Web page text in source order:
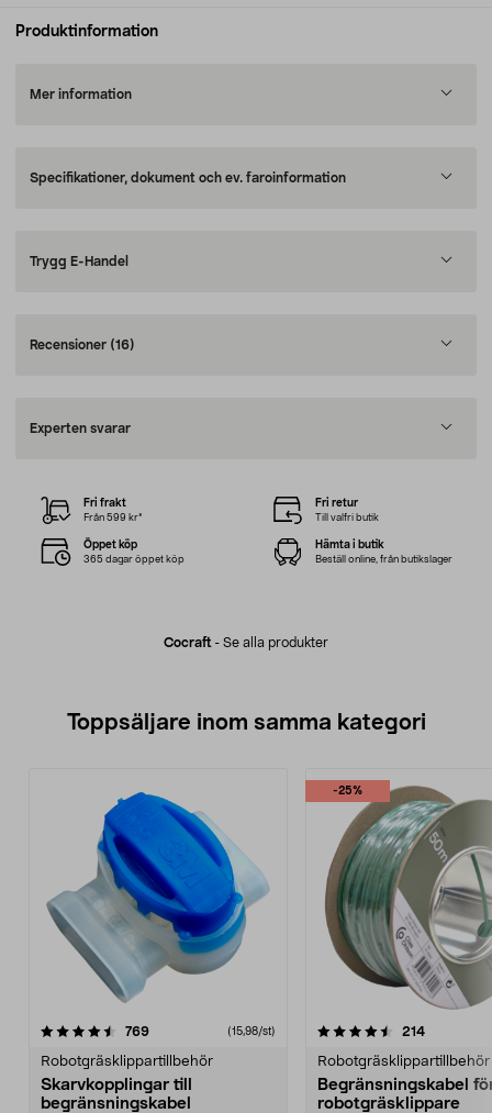
Produktinformation
Mer information
Specifikationer, dokument och ev. faroinformation
Trygg E-Handel
Recensioner (16)
Experten svarar
Cocraft - Se alla produkter
Fri frakt
Från 599 kr*
Fri retur
Till valfri butik
Öppet köp
365 dagar öppet köp
Hämta i butik
Beställ online, från butikslager
Toppsäljare inom samma kategori
769recensioner (15,98/st)
Robotgräsklippartillbehör
Skarvkopplingar till
begränsningskabel
-25%
4.5 av 5 stjärnor 214
Robotgräsklippartillbehör
Begränsningskabel
robotgräsklippare
4.5 av 5 stjärnor